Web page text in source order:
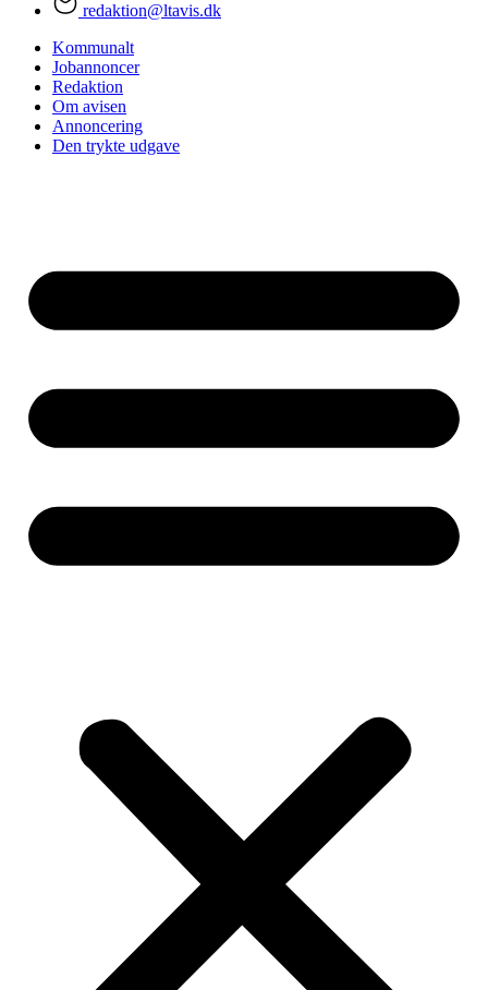
redaktion@ltavis.dk
Kommunalt
Jobannoncer
Redaktion
Om avisen
Annoncering
Den trykte udgave